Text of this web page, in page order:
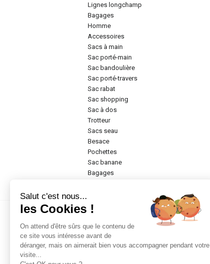
lignes longchamp
bagages
homme
accessoires
sacs à main
sac porté-main
sac bandoulière
sac porté-travers
sac rabat
sac shopping
sac à dos
trotteur
sacs seau
besace
pochettes
sac banane
bagages
Marques
chesterfield brand
abro
Salut c'est nous...
les Cookies !
On attend d'être sûrs que le contenu de
ce site vous intéresse avant de
déranger, mais on aimerait bien vous accompagner pendant votre
visite...